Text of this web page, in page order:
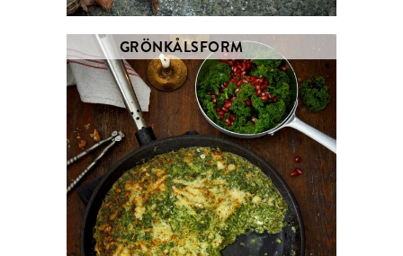
GRÖNKÅLSFORM